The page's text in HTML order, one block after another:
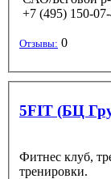
+7 (495) 150-
Отзывы: 0
5FIT (БЦ
Фитнес клуб,
тренировки.